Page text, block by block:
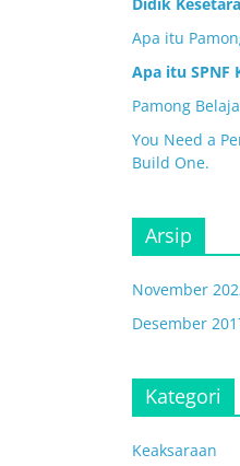
Apa itu
Apa itu SPNF
Pamong
You Need a
Build One.
Arsip
November
Desember
Kategori
Keaksaraan